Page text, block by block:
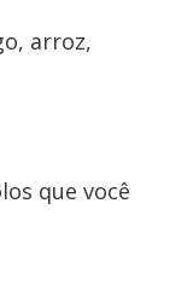
arroz,
que você